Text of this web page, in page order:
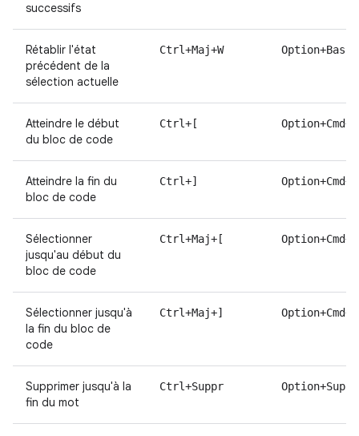
successifs
Rétablir l'état
précédent de la
sélection actuelle
Ctrl+Maj+W Option+Bas
Atteindre le début
du bloc de code
Ctrl+[ Option+Cmd+[
Atteindre la fin du
bloc de code
Ctrl+] Option+Cmd+]
Sélectionner
jusqu'au début du
bloc de code
Ctrl+Maj+[
Sélectionner jusqu'à
la fin du bloc de
code
Ctrl+Maj+]
Supprimer jusqu'à la
fin du mot
Ctrl+Suppr Option+Suppr